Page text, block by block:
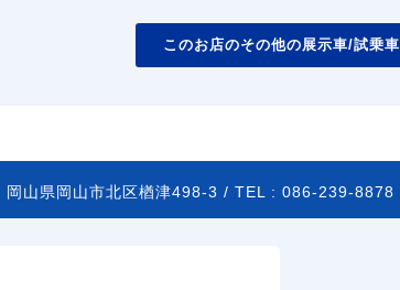
このお店のその他の展示車/試乗車
岡山県岡山市北区楢津498-3 / TEL : 086-239-8878